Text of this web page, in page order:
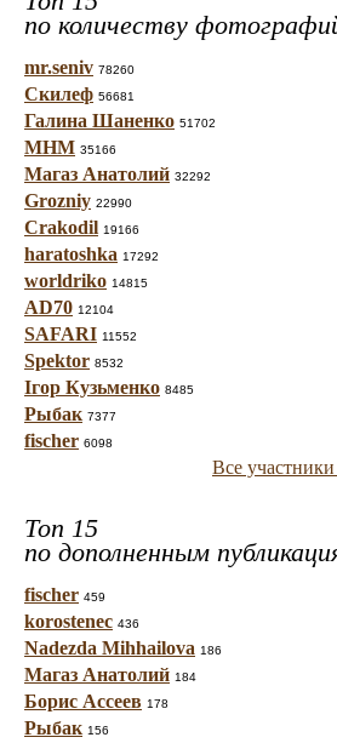
по количеству
mr.seniv 78260
Скилеф 56681
Галина Шаненко 51702
МНМ 35166
Магаз Анатолий 32292
Grozniy 22990
Crakodil 19166
haratoshka 17292
worldriko 14815
AD70 12104
SAFARI 11552
Spektor 8532
Ігор Кузьменко 8485
Рыбак 7377
fischer 6098
Все
Топ 15
по дополненным
fischer 459
korostenec 436
Nadezda Mihhailova 186
Магаз Анатолий 184
Борис Ассеев 178
Рыбак 156